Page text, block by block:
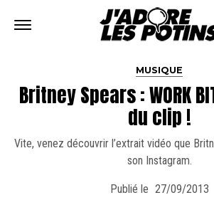
MUSIQUE
Britney Spears : WORK
du clip !
Vite, venez découvrir l’extrait vidéo que
son Instagram.
Publié le 27/09/2013